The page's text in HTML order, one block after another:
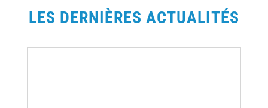
LES DERNIÈRES ACTUALITÉS